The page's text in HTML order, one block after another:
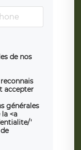
de nos
accepter
générales
<a
'